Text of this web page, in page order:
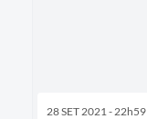
28 SET 2021 - 22h59